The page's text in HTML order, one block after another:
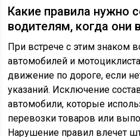
Какие правила нужно
водителям, когда они
При встрече с этим знаком
автомобилей и
движение по дороге, если
указаний. Исключение
автомобили, которые
перевозки товаров или
Нарушение правил влечет